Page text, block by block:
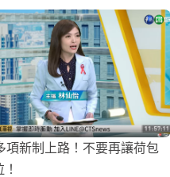
項新制上路！不要再讓荷包